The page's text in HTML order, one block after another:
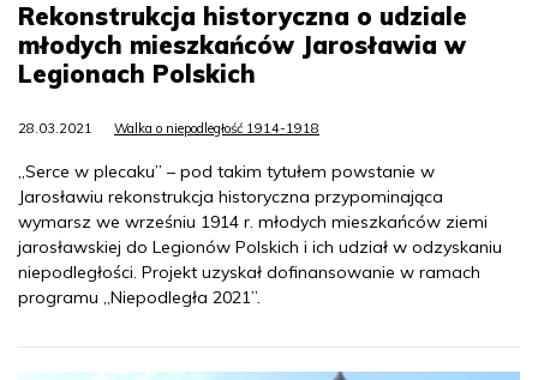
Rekonstrukcja historyczna o udziale
młodych mieszkańców Jarosławia w
Legionach Polskich
28.03.2021 Walka o niepodległość 1914-1918
„Serce w plecaku” – pod takim tytułem powstanie w
Jarosławiu rekonstrukcja historyczna przypominająca
wymarsz we wrześniu 1914 r. młodych mieszkańców ziemi
jarosławskiej do Legionów Polskich i ich udział w odzyskaniu
niepodległości. Projekt uzyskał dofinansowanie w ramach
programu „Niepodległa 2021”.